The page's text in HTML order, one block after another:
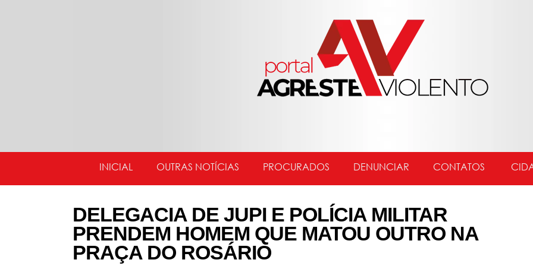
INICIAL OUTRAS NOTÍCIAS PROCURADOS DENUNCIAR CONTATOS
DELEGACIA DE JUPI E POLÍCIA MILITAR
PRENDEM HOMEM QUE MATOU OUTRO NA
PRAÇA DO ROSÁRIO